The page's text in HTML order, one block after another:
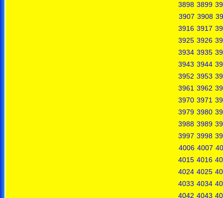
3898 3899
3907 3908
3916 3917
3925 3926
3934 3935
3943 3944
3952 3953
3961 3962
3970 3971
3979 3980
3988 3989
3997 3998
4006 4007
4015 4016
4024 4025
4033 4034
4042 4043